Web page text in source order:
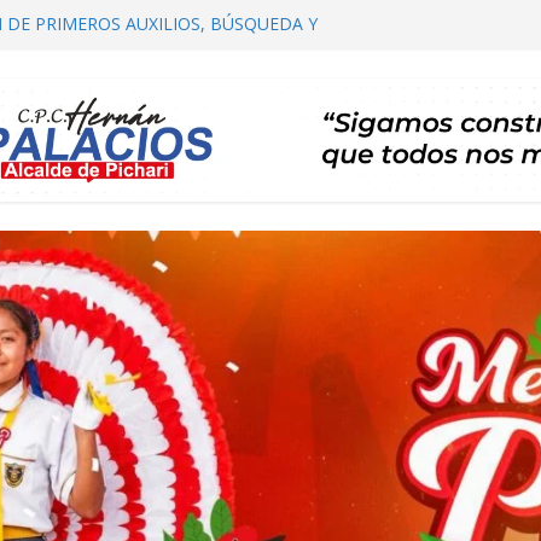
PRIMEROS AUXILIOS, BÚSQUEDA Y
PARTICIPA EN EL PRIMER
AUTORIDADES COMUNALES
DE PLAN DE DESARROLLO
TE INVITA A SU I FESTIVAL DEL CAFÉ